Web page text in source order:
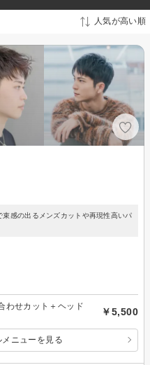
人気が高い順
感の出るメンズカットや再現性高いパ
わせカット＋ヘッド
￥5,500
ニューを見る